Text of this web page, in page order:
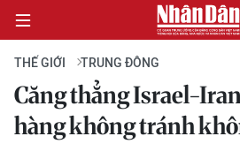
CHÍNH TRỊ
THẾ GIỚI TRUNG ĐÔNG
Căng thẳng Israel-
hàng không tránh